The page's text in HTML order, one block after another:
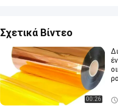
Σχετικά Βίντεο
00:26